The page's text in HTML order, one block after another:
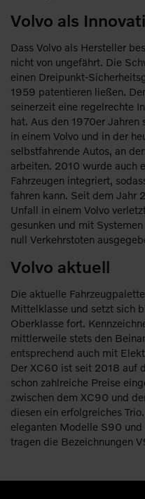
Volvo als
Dass Volvo als Hersteller
nicht von ungefährt. Die
einen Dreipunkt-
1959 patentieren ließen.
seinerzeit eine regelrechte
hat. Aus den 1970er
in einem Volvo und in der
selbstfahrende Autos, an
arbeiten. 2010 wurde auch
Fahrzeugen integriert,
fahren kann. Seit dem Jahr
Unfall in einem Volvo
gesunken und mit
null Verkehrstoten
Volvo aktuell
Die aktuelle
Mittelklasse und setzt sich
Oberklasse fort.
mittlerweile stets den
entsprechend auch mit
Der XC60 ist seit 2018 auf
schon zahlreiche Preise
zwischen dem XC90 und
diesen ein erfolgreiches
eleganten Modelle S90
tragen die Bezeichnungen